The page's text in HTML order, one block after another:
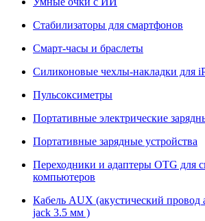
Стабилизаторы для смартфонов
Смарт-часы и браслеты
Силиконовые чехлы-накладки для
Пульсоксиметры
Портативные электрические
Портативные зарядные устройства
Переходники и адаптеры OTG для
компьютеров
Кабель AUX (акустический провод
jack 3.5 мм )